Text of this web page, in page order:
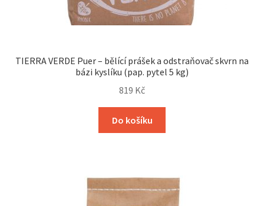
TIERRA VERDE Puer – bělící prášek a odstraňovač skvrn na
bázi kyslíku (pap. pytel 5 kg)
819 Kč
Do košíku